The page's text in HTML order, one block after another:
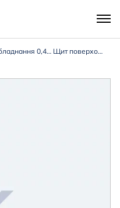
Низьковольтне обладнання 0,4 кВ Щит поверховий